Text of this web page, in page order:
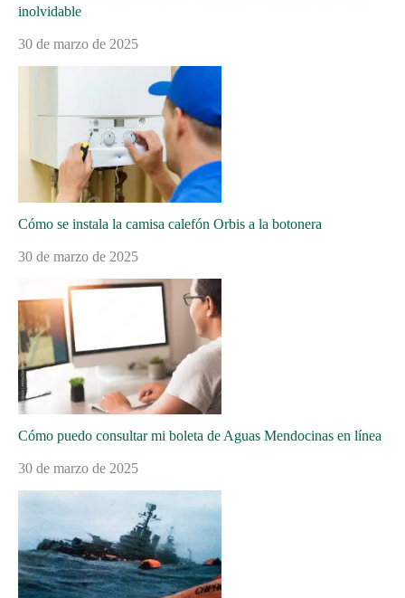
inolvidable
30 de marzo de 2025
Cómo se instala la camisa calefón Orbis a la botonera
30 de marzo de 2025
Cómo puedo consultar mi boleta de Aguas Mendocinas en línea
30 de marzo de 2025